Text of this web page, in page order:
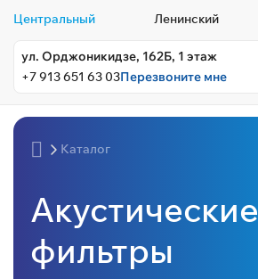
Центральный Ленинский
ул. Орджоникидзе, 162Б, 1 этаж
+7 913 651 63 03Перезвоните мне
Каталог
Акустические
фильтры